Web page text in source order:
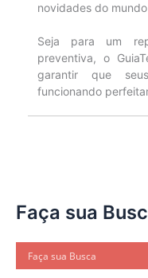
novidades do
Seja para um
preventiva, o
garantir que
funcionando
Faça sua